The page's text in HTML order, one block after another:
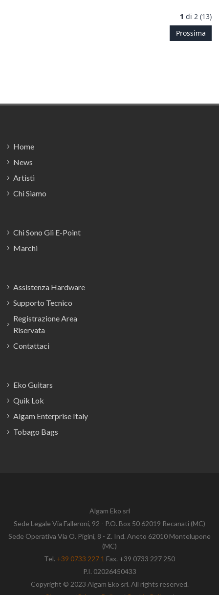
1 di 2 (13)
Prossima
Home
News
Artisti
Chi Siamo
Chi Sono Gli E-Point
Marchi
Assistenza Hardware
Supporto Tecnico
Registrazione Area
Riservata
Contattaci
Eko Guitars
Quik Lok
Algam Enterprise Italy
Tobago Bags
Algam Eko srl
Sede Legale Via Falleroni, 92 - P.O. Box 50 62019 Recanati (MC)
Sede Operativa Via O. Pigini, 8 - Z. Ind. Aneto 62010 Montelupone
(MC)
Tel. +39 0733 227 1 Fax. +39 0733 227 250
P.I. 02026450433
Copyright © 2023 Algam Eko srl. All rights reserved.